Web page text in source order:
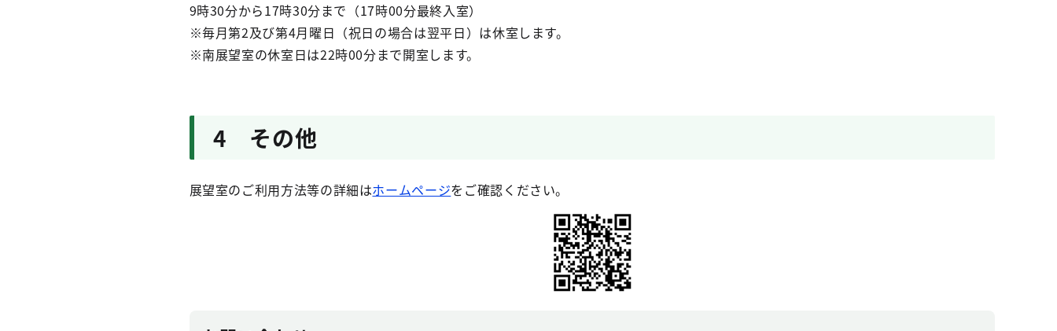
9時30分から17時30分まで（17時00分最終入室）
※毎月第2及び第4月曜日（祝日の場合は翌平日）は休室します。
※南展望室の休室日は22時00分まで開室します。
4 その他
展望室のご利用方法等の詳細はホームページをご確認ください。